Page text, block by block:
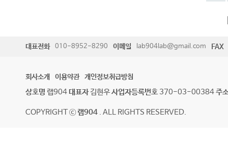
대표전화 010-8952-8290 이메일 lab904lab@gmail.com FAX
회사소개 이용약관 개인정보취급방침
상호명 랩904 대표자김현우사업자등록번호 370-03-00384주
COPYRIGHT ⓒ랩904 . ALL RIGHTS RESERVED.